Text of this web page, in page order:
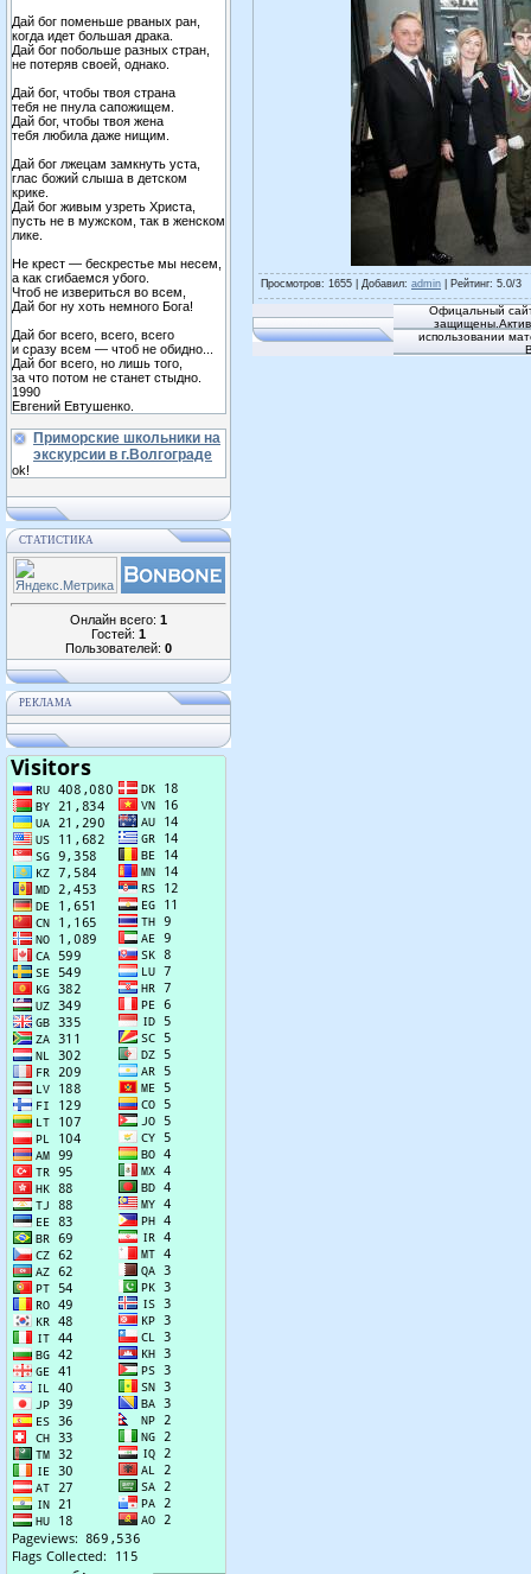
Дай бог поменьше рваных ран,
когда идет большая драка.
Дай бог побольше разных стран,
не потеряв своей, однако.
Дай бог, чтобы твоя страна
тебя не пнула сапожищем.
Дай бог, чтобы твоя жена
тебя любила даже нищим.
Дай бог лжецам замкнуть уста,
глас божий слыша в детском
крике.
Дай бог живым узреть Христа,
пусть не в мужском, так в женском
лике.
Не крест — бескрестье мы несем,
а как сгибаемся убого.
Чтоб не извериться во всем,
Дай бог ну хоть немного Бога!
Дай бог всего, всего, всего
и сразу всем — чтоб не обидно...
Дай бог всего, но лишь того,
за что потом не станет стыдно.
1990
Евгений Евтушенко.
Приморские школьники на
экскурсии в г.Волгограде
ok!
СТАТИСТИКА
Онлайн всего: 1
Гостей: 1
Пользователей: 0
РЕКЛАМА
Просмотров: 1655 | Добавил: admin Рейтинг: 5.0/3
Офицальный
использовании